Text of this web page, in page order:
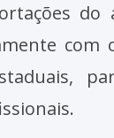
do
com